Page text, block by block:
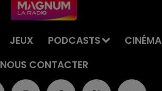
JEUX PODCASTS CINÉMA
NOUS CONTACTER